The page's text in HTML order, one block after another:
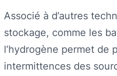
Associé à d’autres
stockage, comme les
l’hydrogène permet de
intermittences des